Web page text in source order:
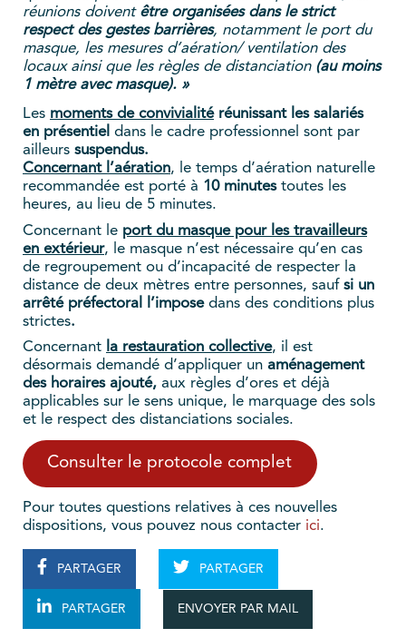
réunions doivent être organisées dans le strict
respect des gestes barrières, notamment le port du
masque, les mesures d’aération/ ventilation des
locaux ainsi que les règles de distanciation (au moins
1 mètre avec masque). »
Les moments de convivialitéréunissant les salariés
en présentiel dans le cadre professionnel sont par
ailleurs suspendus.
Concernant l’aération, le temps d’aération naturelle
recommandée est porté à 10 minutestoutes les
heures, au lieu de 5 minutes.
Concernant le port du masque pour les travailleurs
en extérieur, le masque n’est nécessaire qu’en cas
de regroupement ou d’incapacité de respecter la
distance de deux mètres entre personnes, sauf si un
arrêté préfectoral l’impose dans des conditions plus
strictes.
Concernant la restauration collective, il est
désormais demandé d’appliquer un aménagement
des horaires ajouté, aux règles d’ores et déjà
applicables sur le sens unique, le marquage des sols
et le respect des distanciations sociales.
Consulter le protocole complet
Pour toutes questions relatives à ces nouvelles
dispositions, vous pouvez nous contacter ici.
PARTAGER PARTAGER
PARTAGER ENVOYER PAR MAIL